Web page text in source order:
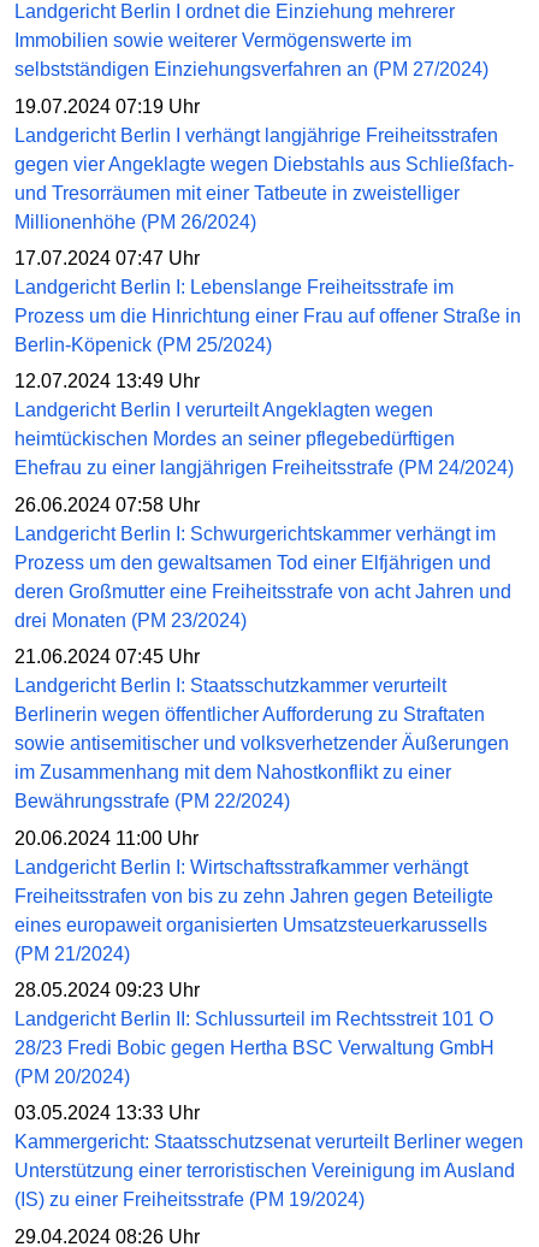
Landgericht Berlin I ordnet die Einziehung mehrerer
Immobilien sowie weiterer Vermögenswerte im
selbstständigen Einziehungsverfahren an (PM 27/2024)
19.07.2024 07:19 Uhr
Landgericht Berlin I verhängt langjährige Freiheitsstrafen
gegen vier Angeklagte wegen Diebstahls aus Schließfach-
und Tresorräumen mit einer Tatbeute in zweistelliger
Millionenhöhe (PM 26/2024)
17.07.2024 07:47 Uhr
Landgericht Berlin I: Lebenslange Freiheitsstrafe im
Prozess um die Hinrichtung einer Frau auf offener Straße in
Berlin-Köpenick (PM 25/2024)
12.07.2024 13:49 Uhr
Landgericht Berlin I verurteilt Angeklagten wegen
heimtückischen Mordes an seiner pflegebedürftigen
Ehefrau zu einer langjährigen Freiheitsstrafe (PM 24/2024)
26.06.2024 07:58 Uhr
Landgericht Berlin I: Schwurgerichtskammer verhängt im
Prozess um den gewaltsamen Tod einer Elfjährigen und
deren Großmutter eine Freiheitsstrafe von acht Jahren und
drei Monaten (PM 23/2024)
21.06.2024 07:45 Uhr
Landgericht Berlin I: Staatsschutzkammer verurteilt
Berlinerin wegen öffentlicher Aufforderung zu Straftaten
sowie antisemitischer und volksverhetzender Äußerungen
im Zusammenhang mit dem Nahostkonflikt zu einer
Bewährungsstrafe (PM 22/2024)
20.06.2024 11:00 Uhr
Landgericht Berlin I: Wirtschaftsstrafkammer verhängt
Freiheitsstrafen von bis zu zehn Jahren gegen Beteiligte
eines europaweit organisierten Umsatzsteuerkarussells
(PM 21/2024)
28.05.2024 09:23 Uhr
Landgericht Berlin II: Schlussurteil im Rechtsstreit 101 O
28/23 Fredi Bobic gegen Hertha BSC Verwaltung GmbH
(PM 20/2024)
03.05.2024 13:33 Uhr
Kammergericht: Staatsschutzsenat verurteilt Berliner wegen
Unterstützung einer terroristischen Vereinigung im Ausland
(IS) zu einer Freiheitsstrafe (PM 19/2024)
29.04.2024 08:26 Uhr